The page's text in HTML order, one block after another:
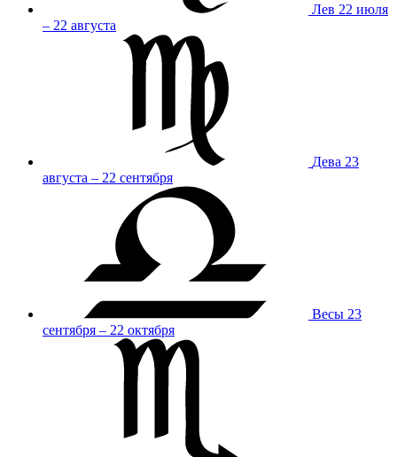
Лев 22 июля
– 22 августа
Дева 23
августа – 22 сентября
Весы 23
сентября – 22 октября